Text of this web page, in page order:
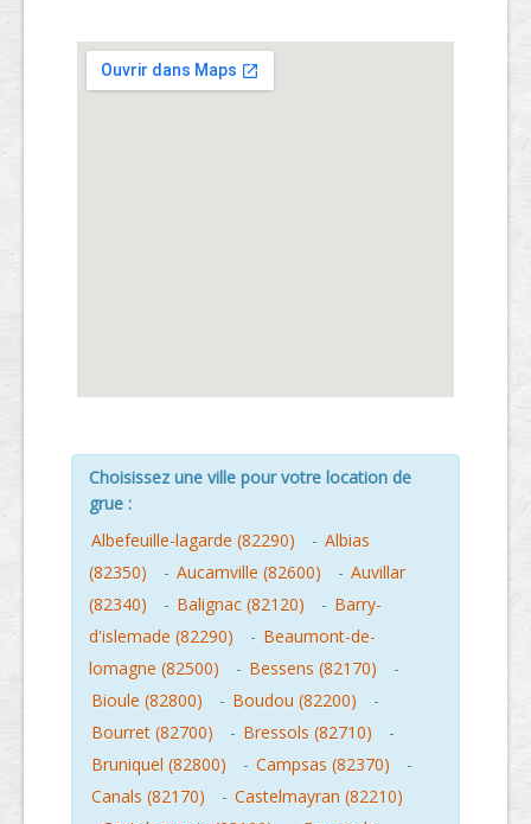
Choisissez une ville pour votre location de
grue :
Albefeuille-lagarde (82290)
- Albias
(82350)
- Aucamville (82600) - Auvillar
(82340)
- Balignac (82120) - Barry-
d'islemade (82290)
- Beaumont-de-
lomagne (82500)
- Bessens (82170)
-
Bioule (82800)
- Boudou (82200)
-
Bourret (82700)
- Bressols (82710)
-
Bruniquel (82800)
- Campsas (82370)
-
Canals (82170)
- Castelmayran (82210)